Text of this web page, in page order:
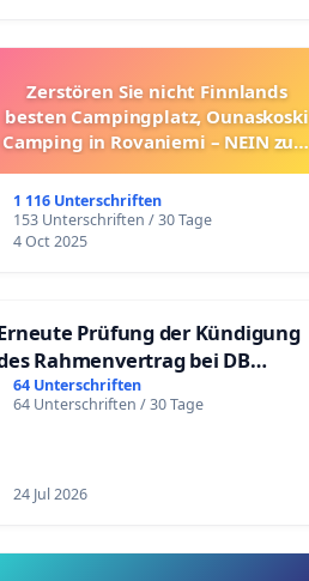
Zerstören Sie nicht Finnlands
besten Campingplatz, Ounaskoski
Camping in Rovaniemi – NEIN zum
1 116 Unterschriften
153 Unterschriften / 30 Tage
4 Oct 2025
Prüfung der Kündigung
Rahmenvertrag bei DB
Fahrwegdienste Gmbh
64 Unterschriften
64 Unterschriften / 30 Tage
24 Jul 2026